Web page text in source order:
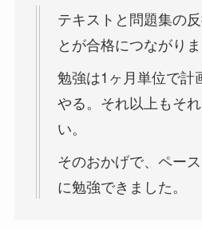
テキストと問題集の
とが合格につながりま
勉強は1ヶ月単位で計
やる。それ以上もそ
い。
そのおかげで、ペー
に勉強できました。